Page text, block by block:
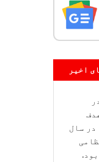
اخیر
در سال